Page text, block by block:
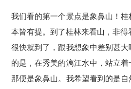
我们看的第一个景点是象鼻山！
本皆有提。到了桂林来看山，非得
很快就到了，跟我想象中差别甚
的是，在秀美的漓江水中，站立着
那便是象鼻山。我希望看到的是